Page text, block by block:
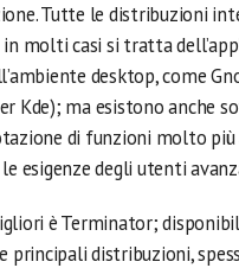
Tutte le distribuzioni
molti casi si tratta
desktop, come
Kde); ma esistono anche
di funzioni molto più
esigenze degli utenti
è Terminator;
principali distribuzioni,